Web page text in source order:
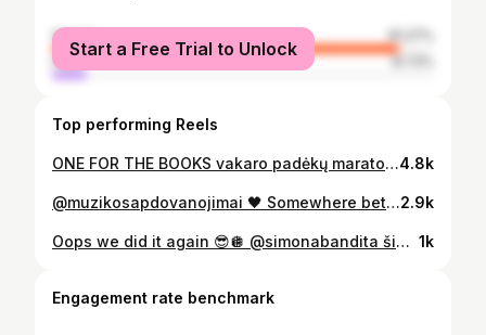
female
91.27%
male
8.73%
Start a Free Trial to Unlock
Top performing Reels
ONE FOR THE BOOKS vakaro padėkų maratoną pradedu nuo @emilievis , kuriai esu dėkinga už mano šventinio įvaizdžio sukūrimą, ir @kalinkinprive - už išpildymą🫶 Jaučiausi labai graži ir laiminga, tikra 40 sulaukusi dama 🥰🥳❤️ @neringahotel4.8k
@muzikosapdovanojimai 🖤 Somewhere between wild & elegant - exactly where I feel like myself. Už visumą dėkoju stilistei @emilievis Šukuosena Elvira @studiombymilita Įdegis Jolanta @studiombymilita Juvelyrika @dust.jewellery.official Lūpos Magic First @mbtofficial__ Nuotraukos @monicanonphoto Erdvė @heji.restaurant2.9k
Oops we did it again 😎🪩 @simonabandita šiandien visi gražiausi palinkėjimai skrieja tau! 🤍 1k
Engagement rate benchmark